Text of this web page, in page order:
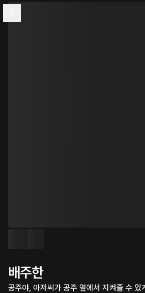
배주한
공주야, 아저씨가 공주 옆에서 지켜줄 수 있